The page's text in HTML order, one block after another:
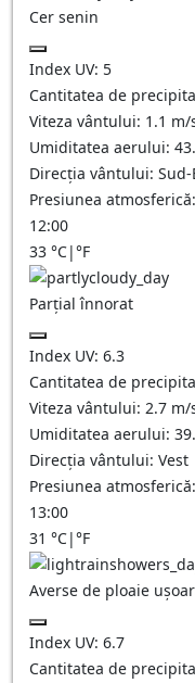
Cer senin
Index UV: 5
Cantitatea de
Viteza vântului: 1.1 m/
Umiditatea aerului:
Direcția vântului: Sud-
Presiunea atmosferică:
12:00
33 °C|°F
Parțial înnorat
Index UV: 6.3
Cantitatea de
Viteza vântului: 2.7 m/
Umiditatea aerului:
Direcția vântului: Vest
Presiunea atmosferică:
13:00
31 °C|°F
Averse de ploaie
Index UV: 6.7
Cantitatea de